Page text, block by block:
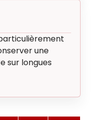
une
sur longues